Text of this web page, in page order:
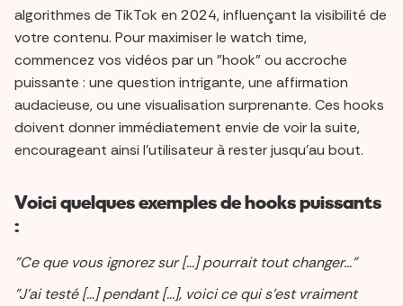
algorithmes de TikTok en 2024, influençant la visibilité de
votre contenu. Pour maximiser le watch time,
commencez vos vidéos par un "hook" ou accroche
puissante : une question intrigante, une affirmation
audacieuse, ou une visualisation surprenante. Ces hooks
doivent donner immédiatement envie de voir la suite,
encourageant ainsi l'utilisateur à rester jusqu'au bout.
Voici quelques exemples de hooks puissants
:
"Ce que vous ignorez sur [...] pourrait tout changer..."
"J'ai testé [...] pendant [...], voici ce qui s'est vraiment